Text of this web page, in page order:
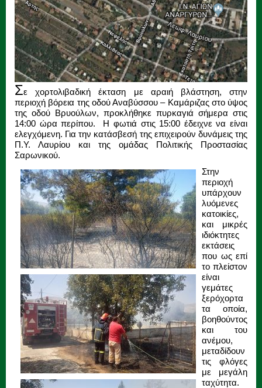
Σε χορτολιβαδική έκταση με αραιή βλάστηση, στην
περιοχή βόρεια της οδού Αναβύσσου – Καμάριζας στο ύψος
της οδού Βρυούλων, προκλήθηκε πυρκαγιά σήμερα στις
14:00 ώρα περίπου. Η φωτιά στις 15:00 έδειχνε να είναι
ελεγχόμενη. Για την κατάσβεσή της επιχειρούν δυνάμεις της
Π.Υ. Λαυρίου και της ομάδας Πολιτικής Προστασίας
Σαρωνικού.
Στην
περιοχή
υπάρχουν
λυόμενες
κατοικίες,
και μικρές
ιδιόκτητες
εκτάσεις
που ως επί
το πλείστον
είναι
γεμάτες
ξερόχορτα
τα οποία,
βοηθούντος
και του
ανέμου,
μεταδίδουν
τις φλόγες
με μεγάλη
ταχύτητα.